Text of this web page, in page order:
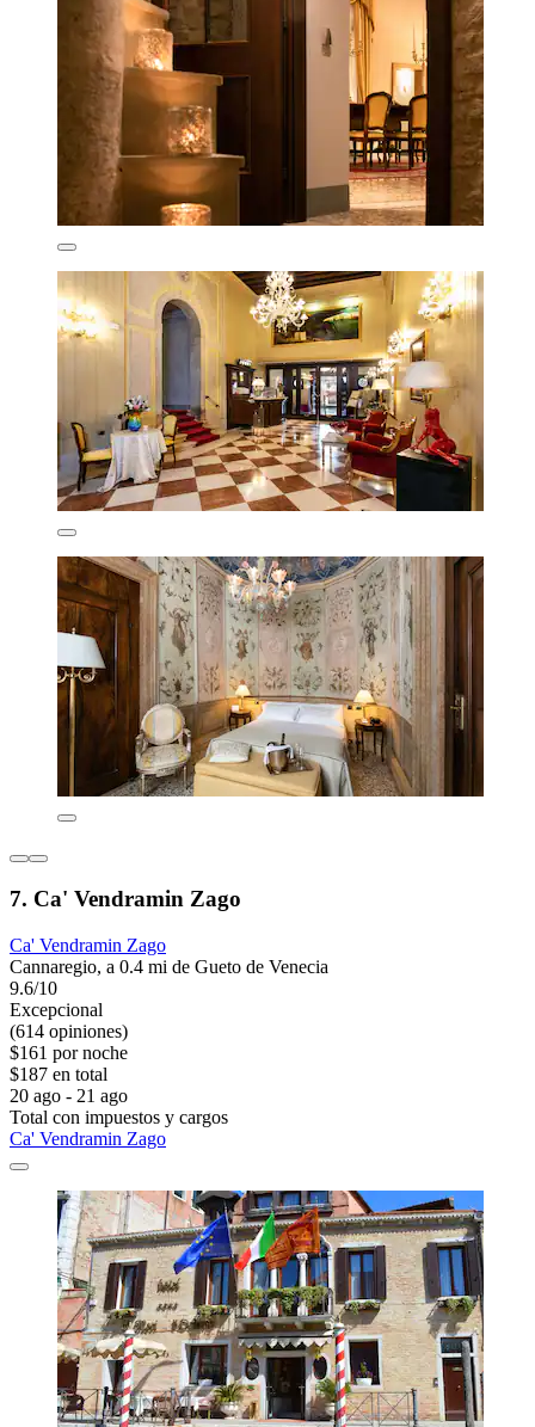
7. Ca' Vendramin Zago
Ca' Vendramin Zago
Cannaregio, a 0.4 mi de Gueto de Venecia
9.6/10
Excepcional
(614 opiniones)
$161 por noche
$187 en total
20 ago - 21 ago
Total con impuestos y cargos
Ca' Vendramin Zago